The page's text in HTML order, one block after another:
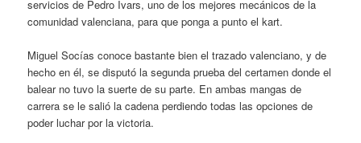
servicios de Pedro Ivars, uno de los mejores mecánicos de la
comunidad valenciana, para que ponga a punto el kart.
Miguel Socías conoce bastante bien el trazado valenciano, y de
hecho en él, se disputó la segunda prueba del certamen donde el
balear no tuvo la suerte de su parte. En ambas mangas de
carrera se le salió la cadena perdiendo todas las opciones de
poder luchar por la victoria.